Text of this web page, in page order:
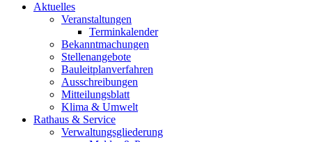
Aktuelles
Veranstaltungen
Terminkalender
Bekanntmachungen
Stellenangebote
Bauleitplanverfahren
Ausschreibungen
Mitteilungsblatt
Klima & Umwelt
Rathaus & Service
Verwaltungsgliederung